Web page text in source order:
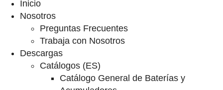
Inicio
Nosotros
Preguntas Frecuentes
Trabaja con Nosotros
Descargas
Catálogos (ES)
Catálogo General de Baterías y